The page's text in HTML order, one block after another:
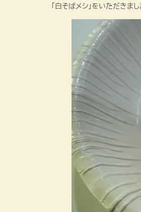
「白そばメシ」をいただきまし